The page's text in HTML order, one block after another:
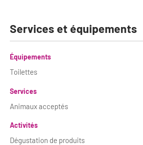
Services et équipements
Équipements
Toilettes
Services
Animaux acceptés
Activités
Dégustation de produits